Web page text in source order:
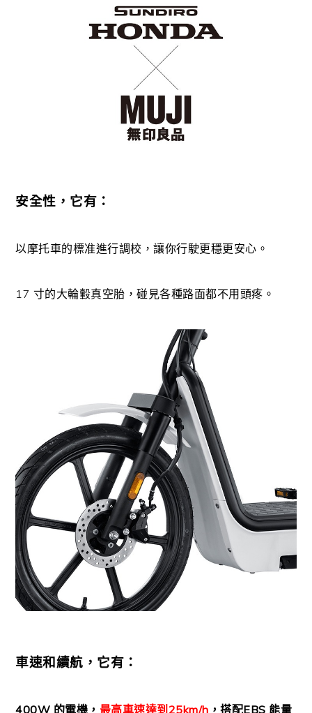
安全性，它有：
以摩托車的標准進行調校，讓你行駛更穩更安心。
17 寸的大輪轂真空胎，碰見各種路面都不用頭疼。
車速和續航，它有：
400W 的電機， 最高車速達到25km/h ，搭配EBS 能量